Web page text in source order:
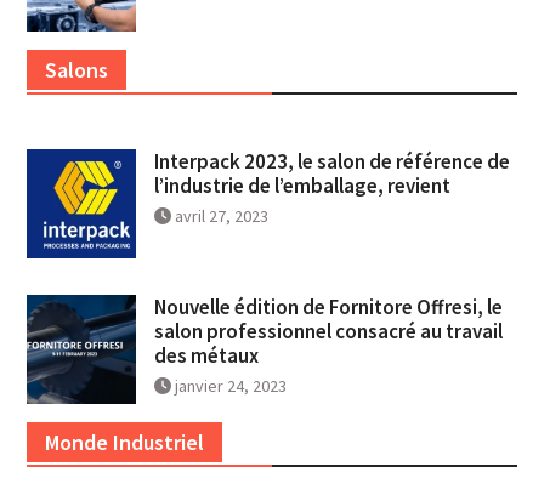
Salons
Interpack 2023, le salon de référence de
l’industrie de l’emballage, revient
avril 27, 2023
Nouvelle édition de Fornitore Offresi, le
salon professionnel consacré au travail
des métaux
janvier 24, 2023
Monde Industriel